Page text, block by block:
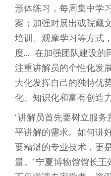
形体练习，每周集中学
案；加强对展出或院藏
培训、观摩学习等方式
度……在加强团队建设的
注重讲解员的个性化发
大化发挥自己的独特优
化、知识化和富有创造
“讲解员首先要树立服
平讲解的需求。如何讲
要精湛的专业技术，更
量。”宁夏博物馆馆长